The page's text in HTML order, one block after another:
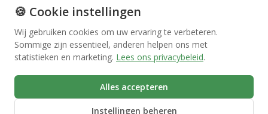
Bedrijfsmakelaardij
Vastgoedbeheer
VvE beheer
info@makelaardijhoekstra.nl
Alle contactgegevens
Bekijk de laatste nieuwsbrief van Makelaardij Hoekstra
Inschrijven nieuwsbrief Makelaardij Hoekstra
🍪 Cookie instellingen
Wij gebruiken cookies om uw ervaring te verbeteren.
Sommige zijn essentieel, anderen helpen ons met
statistieken en marketing. Lees ons privacybeleid.
Alles accepteren
Instellingen beheren